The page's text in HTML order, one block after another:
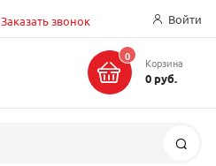
Заказать звонок Войти
0 Корзина
0 руб.